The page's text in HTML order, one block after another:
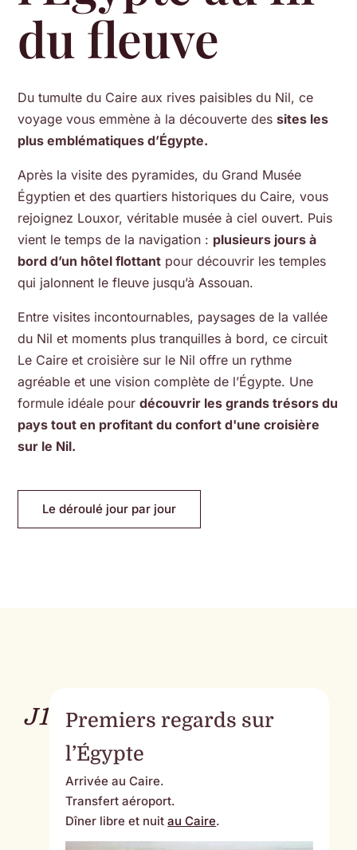
du fleuve
Du tumulte du Caire aux rives paisibles du Nil, ce
voyage vous emmène à la découverte dessites les
plus emblématiques d’Égypte.
Après la visite des pyramides, du Grand Musée
Égyptien et des quartiers historiques du Caire, vous
rejoignez Louxor, véritable musée à ciel ouvert. Puis
vient le temps de la navigation : plusieurs jours à
bord d’un hôtel flottant pour découvrir les temples
qui jalonnent le fleuve jusqu’à Assouan.
Entre visites incontournables, paysages de la vallée
du Nil et moments plus tranquilles à bord, ce circuit
Le Caire et croisière sur le Nil offre un rythme
agréable et une vision complète de l’Égypte. Une
formule idéale pourdécouvrir les grands trésors du
pays tout en profitant du confort d'une croisière
sur le Nil.
Le déroulé jour par jour
J1
Premiers regards sur
l’Égypte
Arrivée au Caire.
Transfert aéroport.
Dîner libre et nuitau Caire.